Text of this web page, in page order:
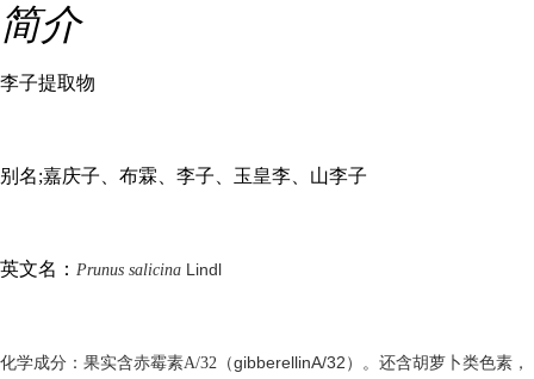
简介
李子提取物
别名;嘉庆子、布霖、李子、玉皇李、山李子
英文名： Prunus salicina Lindl
化学成分：果实含赤霉素A/32 （gibberellinA/32 ）。还含胡萝卜类色素，